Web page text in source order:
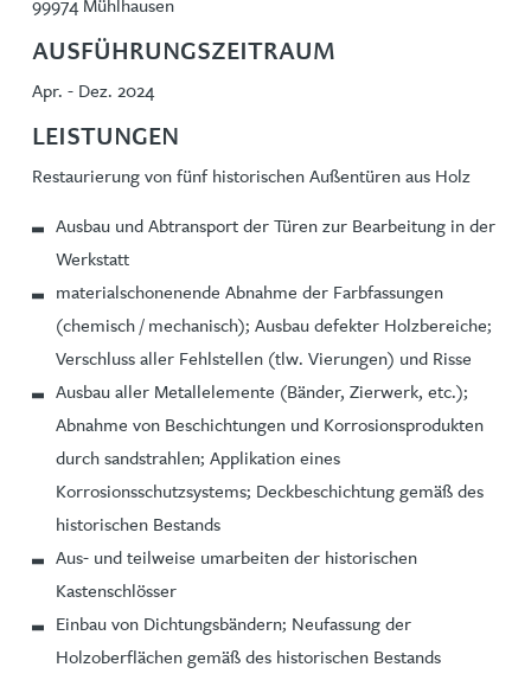
99974 Mühlhausen
AUSFÜHRUNGSZEITRAUM
Apr. - Dez. 2024
LEISTUNGEN
Restaurierung von fünf historischen Außentüren aus Holz
Ausbau und Abtransport der Türen zur Bearbeitung in der
Werkstatt
materialschonenende Abnahme der Farbfassungen
(chemisch / mechanisch); Ausbau defekter Holzbereiche;
Verschluss aller Fehlstellen (tlw. Vierungen) und Risse
Ausbau aller Metallelemente (Bänder, Zierwerk, etc.);
Abnahme von Beschichtungen und Korrosionsprodukten
durch sandstrahlen; Applikation eines
Korrosionsschutzsystems; Deckbeschichtung gemäß des
historischen Bestands
Aus- und teilweise umarbeiten der historischen
Kastenschlösser
Einbau von Dichtungsbändern; Neufassung der
Holzoberflächen gemäß des historischen Bestands